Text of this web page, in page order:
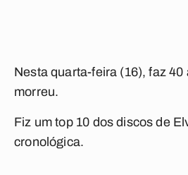
Nesta quarta-feira (16), faz 40
morreu.
Fiz um top 10 dos discos de
cronológica.